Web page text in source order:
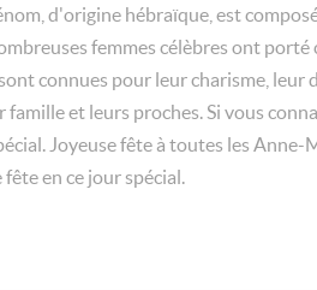
d'origine hébraïque, est
femmes célèbres ont porté
connues pour leur charisme, leur
et leurs proches. Si vous
Joyeuse fête à toutes les
en ce jour spécial.